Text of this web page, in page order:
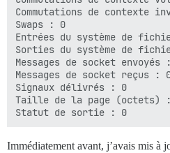
Commutations de contexte
Swaps : 0
Entrées du système de
Sorties du système de
Messages de socket envoyés
Messages de socket reçus :
Signaux délivrés : 0
Taille de la page (octets) :
Immédiatement avant, j’avais mis à